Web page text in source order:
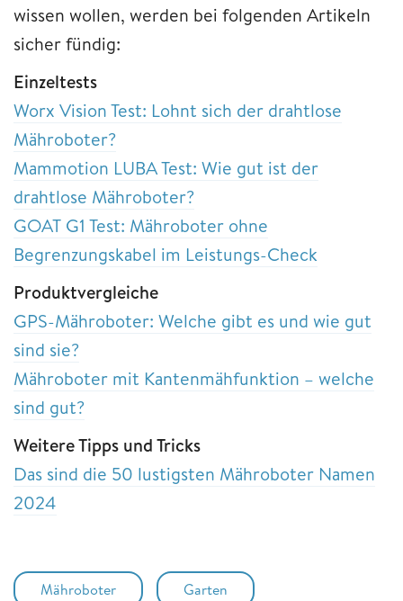
wissen wollen, werden bei folgenden Artikeln
sicher fündig:
Einzeltests
Worx Vision Test: Lohnt sich der drahtlose
Mähroboter?
Mammotion LUBA Test: Wie gut ist der
drahtlose Mähroboter?
GOAT G1 Test: Mähroboter ohne
Begrenzungskabel im Leistungs-Check
Produktvergleiche
GPS-Mähroboter: Welche gibt es und wie gut
sind sie?
Mähroboter mit Kantenmähfunktion – welche
sind gut?
Weitere Tipps und Tricks
Das sind die 50 lustigsten Mähroboter Namen
2024
Mähroboter Garten